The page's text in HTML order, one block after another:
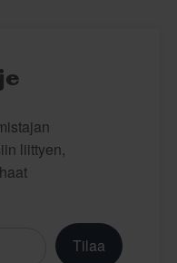
liittyen,
Tilaa